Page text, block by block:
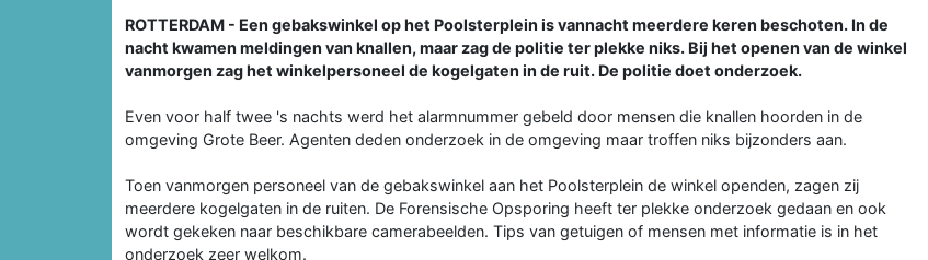
ROTTERDAM - Een gebakswinkel op het Poolsterplein is vannacht meerdere keren beschoten. In de
nacht kwamen meldingen van knallen, maar zag de politie ter plekke niks. Bij het openen van de winkel
vanmorgen zag het winkelpersoneel de kogelgaten in de ruit. De politie doet onderzoek.
Even voor half twee 's nachts werd het alarmnummer gebeld door mensen die knallen hoorden in de
omgeving Grote Beer. Agenten deden onderzoek in de omgeving maar troffen niks bijzonders aan.
Toen vanmorgen personeel van de gebakswinkel aan het Poolsterplein de winkel openden, zagen zij
meerdere kogelgaten in de ruiten. De Forensische Opsporing heeft ter plekke onderzoek gedaan en ook
wordt gekeken naar beschikbare camerabeelden. Tips van getuigen of mensen met informatie is in het
onderzoek zeer welkom.